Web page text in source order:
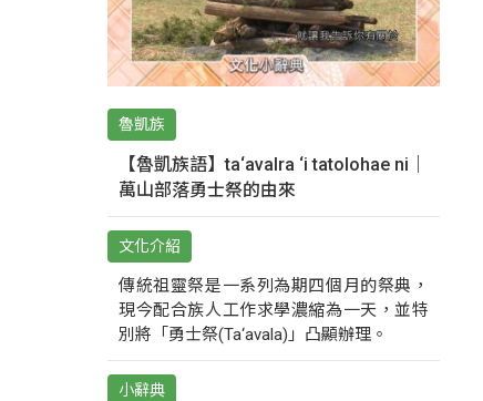
魯凱族
【魯凱族語】ta‘avalra ‘i tatolohae ni｜
萬山部落勇士祭的由來
文化介紹
傳統祖靈祭是一系列為期四個月的祭典，
現今配合族人工作求學濃縮為一天，並特
別將「勇士祭(Ta‘avala)」凸顯辦理。
小辭典